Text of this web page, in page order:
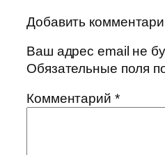
Добавить
Ваш адрес email не
Обязательные поля
Комментарий *